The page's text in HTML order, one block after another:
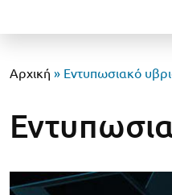
Αρχική » Εντυπωσιακό